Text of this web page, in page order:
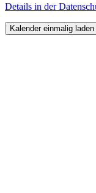
Details in der
Kalender einmalig laden